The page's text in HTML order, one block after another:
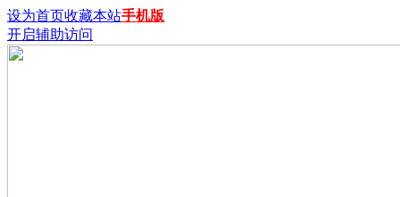
设为首页收藏本站手机版
开启辅助访问